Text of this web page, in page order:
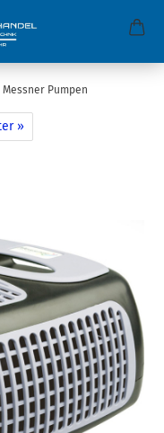
Messner Pumpen
»